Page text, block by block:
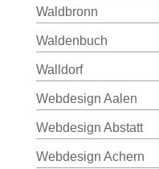
Waldbronn
Waldenbuch
Walldorf
Webdesign Aalen
Webdesign Abstatt
Webdesign Achern